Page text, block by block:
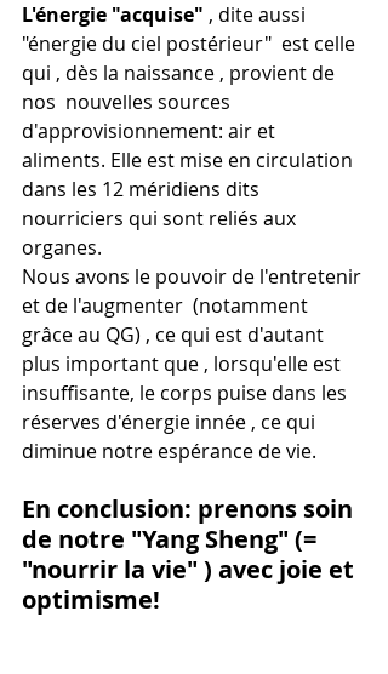
L'énergie "acquise" , dite aussi
"énergie du ciel postérieur"  est celle
qui , dès la naissance , provient de
nos  nouvelles sources
d'approvisionnement: air et
aliments. Elle est mise en circulation
dans les 12 méridiens dits
nourriciers qui sont reliés aux
organes.
Nous avons le pouvoir de l'entretenir
et de l'augmenter  (notamment
grâce au QG) , ce qui est d'autant
plus important que , lorsqu'elle est
insuffisante, le corps puise dans les
réserves d'énergie innée , ce qui
diminue notre espérance de vie.
En conclusion: prenons soin
de notre "Yang Sheng" (=
"nourrir la vie" ) avec joie et
optimisme!